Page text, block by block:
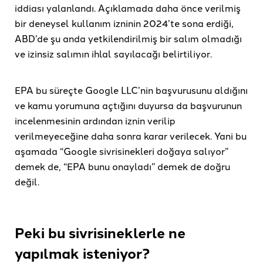
iddiası yalanlandı. Açıklamada daha önce verilmiş
bir deneysel kullanım izninin 2024’te sona erdiği,
ABD’de şu anda yetkilendirilmiş bir salım olmadığı
ve izinsiz salımın ihlal sayılacağı belirtiliyor.
EPA bu süreçte Google LLC’nin başvurusunu aldığını
ve kamu yorumuna açtığını duyursa da başvurunun
incelenmesinin ardından iznin verilip
verilmeyeceğine daha sonra karar verilecek. Yani bu
aşamada “Google sivrisinekleri doğaya salıyor”
demek de, “EPA bunu onayladı” demek de doğru
değil.
Peki bu sivrisineklerle ne
yapılmak isteniyor?